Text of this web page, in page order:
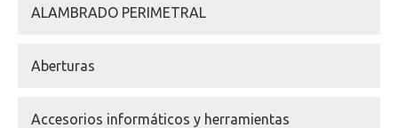
ALAMBRADO PERIMETRAL
Aberturas
Accesorios informáticos y herramientas